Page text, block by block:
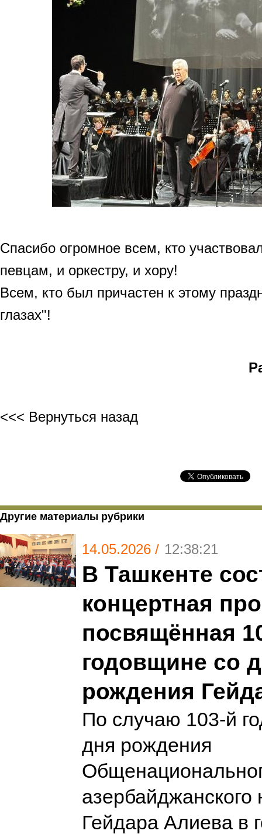
Спасибо огромное всем, кто
певцам, и оркестру, и хору!
Всем, кто был причастен к этому
глазах"!
<<< Вернуться назад
Другие материалы рубрики
14.05.2026 / 12:38:21
В Ташкенте
концертная
посвящённая
годовщине со
рождения
По случаю 103-й
дня рождения
азербайджанского
Гейдара Алиева в